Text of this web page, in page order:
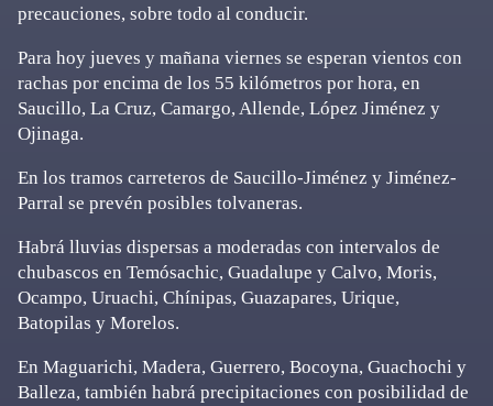
precauciones, sobre todo al conducir.
Para hoy jueves y mañana viernes se esperan vientos con
rachas por encima de los 55 kilómetros por hora, en
Saucillo, La Cruz, Camargo, Allende, López Jiménez y
Ojinaga.
En los tramos carreteros de Saucillo-Jiménez y Jiménez-
Parral se prevén posibles tolvaneras.
Habrá lluvias dispersas a moderadas con intervalos de
chubascos en Temósachic, Guadalupe y Calvo, Moris,
Ocampo, Uruachi, Chínipas, Guazapares, Urique,
Batopilas y Morelos.
En Maguarichi, Madera, Guerrero, Bocoyna, Guachochi y
Balleza, también habrá precipitaciones con posibilidad de